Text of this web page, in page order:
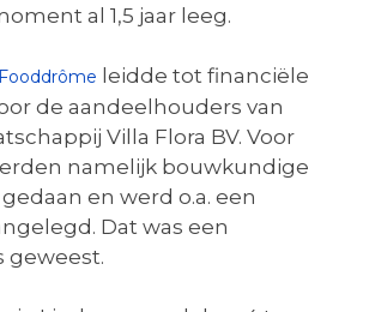
al 1,5 jaar leeg.
leidde tot financiële
de aandeelhouders van
Villa Flora BV. Voor
namelijk bouwkundige
en werd o.a. een
Dat was een
geweest.